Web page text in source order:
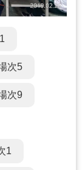
次5
次9
1